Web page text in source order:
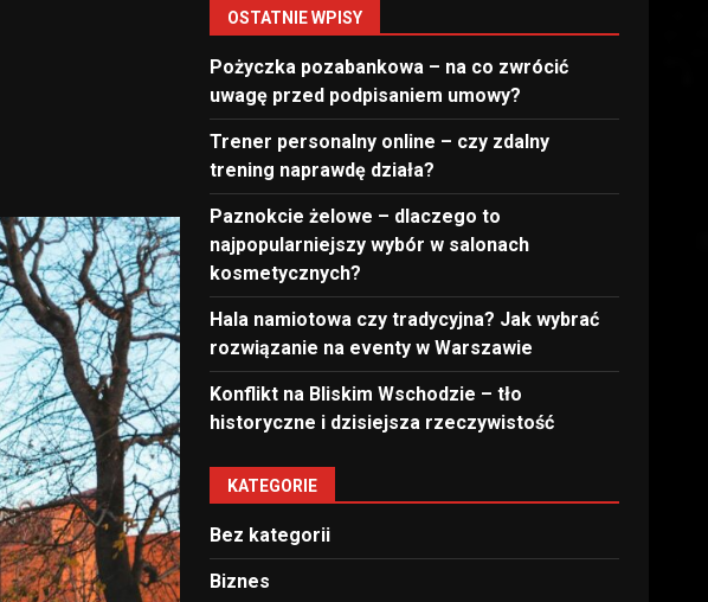
OSTATNIE WPISY
Pożyczka pozabankowa – na co zwrócić
uwagę przed podpisaniem umowy?
Trener personalny online – czy zdalny
trening naprawdę działa?
Paznokcie żelowe – dlaczego to
najpopularniejszy wybór w salonach
kosmetycznych?
Hala namiotowa czy tradycyjna? Jak wybrać
rozwiązanie na eventy w Warszawie
Konflikt na Bliskim Wschodzie – tło
historyczne i dzisiejsza rzeczywistość
KATEGORIE
Bez kategorii
Biznes